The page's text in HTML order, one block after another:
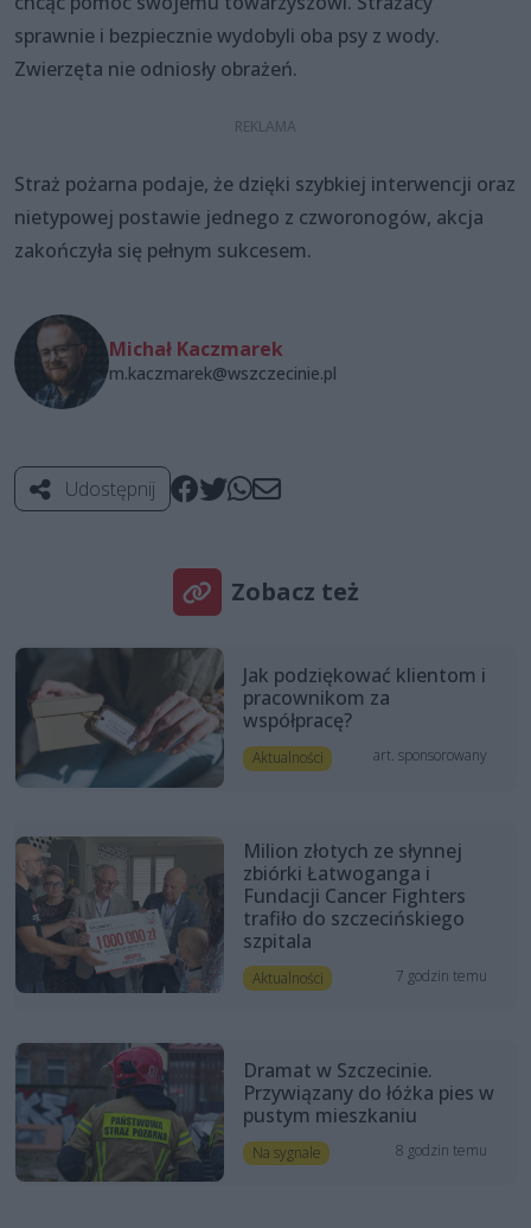
sprawnie i bezpiecznie wydobyli oba psy z wody.
Zwierzęta nie odniosły obrażeń.
Straż pożarna podaje, że dzięki szybkiej interwencji oraz
nietypowej postawie jednego z czworonogów, akcja
zakończyła się pełnym sukcesem.
Michał Kaczmarek
m.kaczmarek@wszczecinie.pl
Udostępnij
Zobacz też
Jak podziękować klientom i
pracownikom za
współpracę?
Aktualności art. sponsorowany
Milion złotych ze słynnej
zbiórki Łatwoganga i
Fundacji Cancer Fighters
trafiło do szczecińskiego
szpitala
Aktualności 7 godzin temu
Dramat w Szczecinie.
Przywiązany do łóżka pies w
pustym mieszkaniu
Na sygnale 8 godzin temu